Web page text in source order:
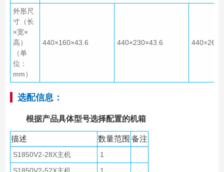
外形尺
寸（长
×宽×
高）
（单
位：
mm）
440×160×43.6 440×230×43.6
选配信息：
根据产品具体型号选择配置的机箱
描述 数量范围 备注
S1850V2-28X主机
1